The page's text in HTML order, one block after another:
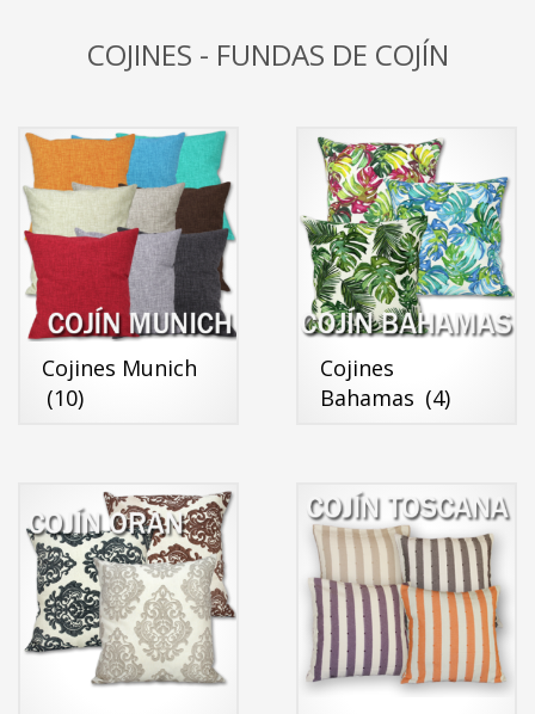
COJINES - FUNDAS DE COJÍN
Cojines Munich
(10)
Cojines
Bahamas (4)